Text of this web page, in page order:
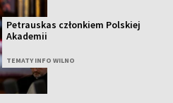
Petrauskas członkiem Polskiej
Akademii
TEMATY INFO WILNO